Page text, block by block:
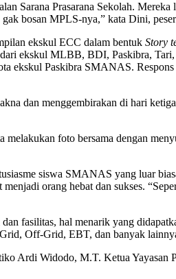
Sarana Prasarana Sekolah.
bosan MPLS-nya,” kata Dini,
ekskul ECC dalam bentuk Story
ekskul MLBB, BDI, Paskibra,
ekskul Paskibra SMANAS.
dan menggembirakan di hari
foto bersama dengan
siswa SMANAS yang luar
orang hebat dan sukses.
fasilitas, hal menarik yang
Off-Grid, EBT, dan banyak
Ardi Widodo, M.T. Ketua Yayasan